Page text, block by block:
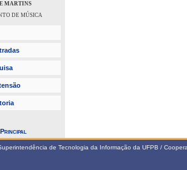
MARTINS
DE MÚSICA
de Tecnologia da Informação da UFPB /